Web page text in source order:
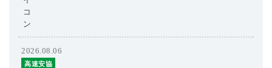
2026.08.06
高速安協